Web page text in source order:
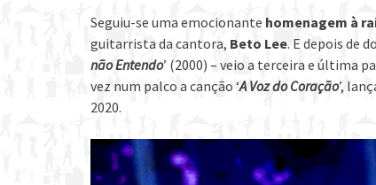
Seguiu-se uma emocionante homenagem à
guitarrista da cantora, Beto Lee. E depois de
não Entendo’ (2000) – veio a terceira e última
vez num palco a canção ‘A Voz do Coração’,
2020.